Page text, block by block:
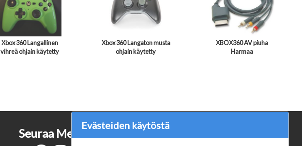
Xbox 360 Langallinen
vihreä ohjain käytetty
Xbox 360 Langaton musta
ohjain käytetty
XBOX360 AV piuha
Harmaa
Verkkokauppa
Seuraa Meitä
Evästeiden käytöstä